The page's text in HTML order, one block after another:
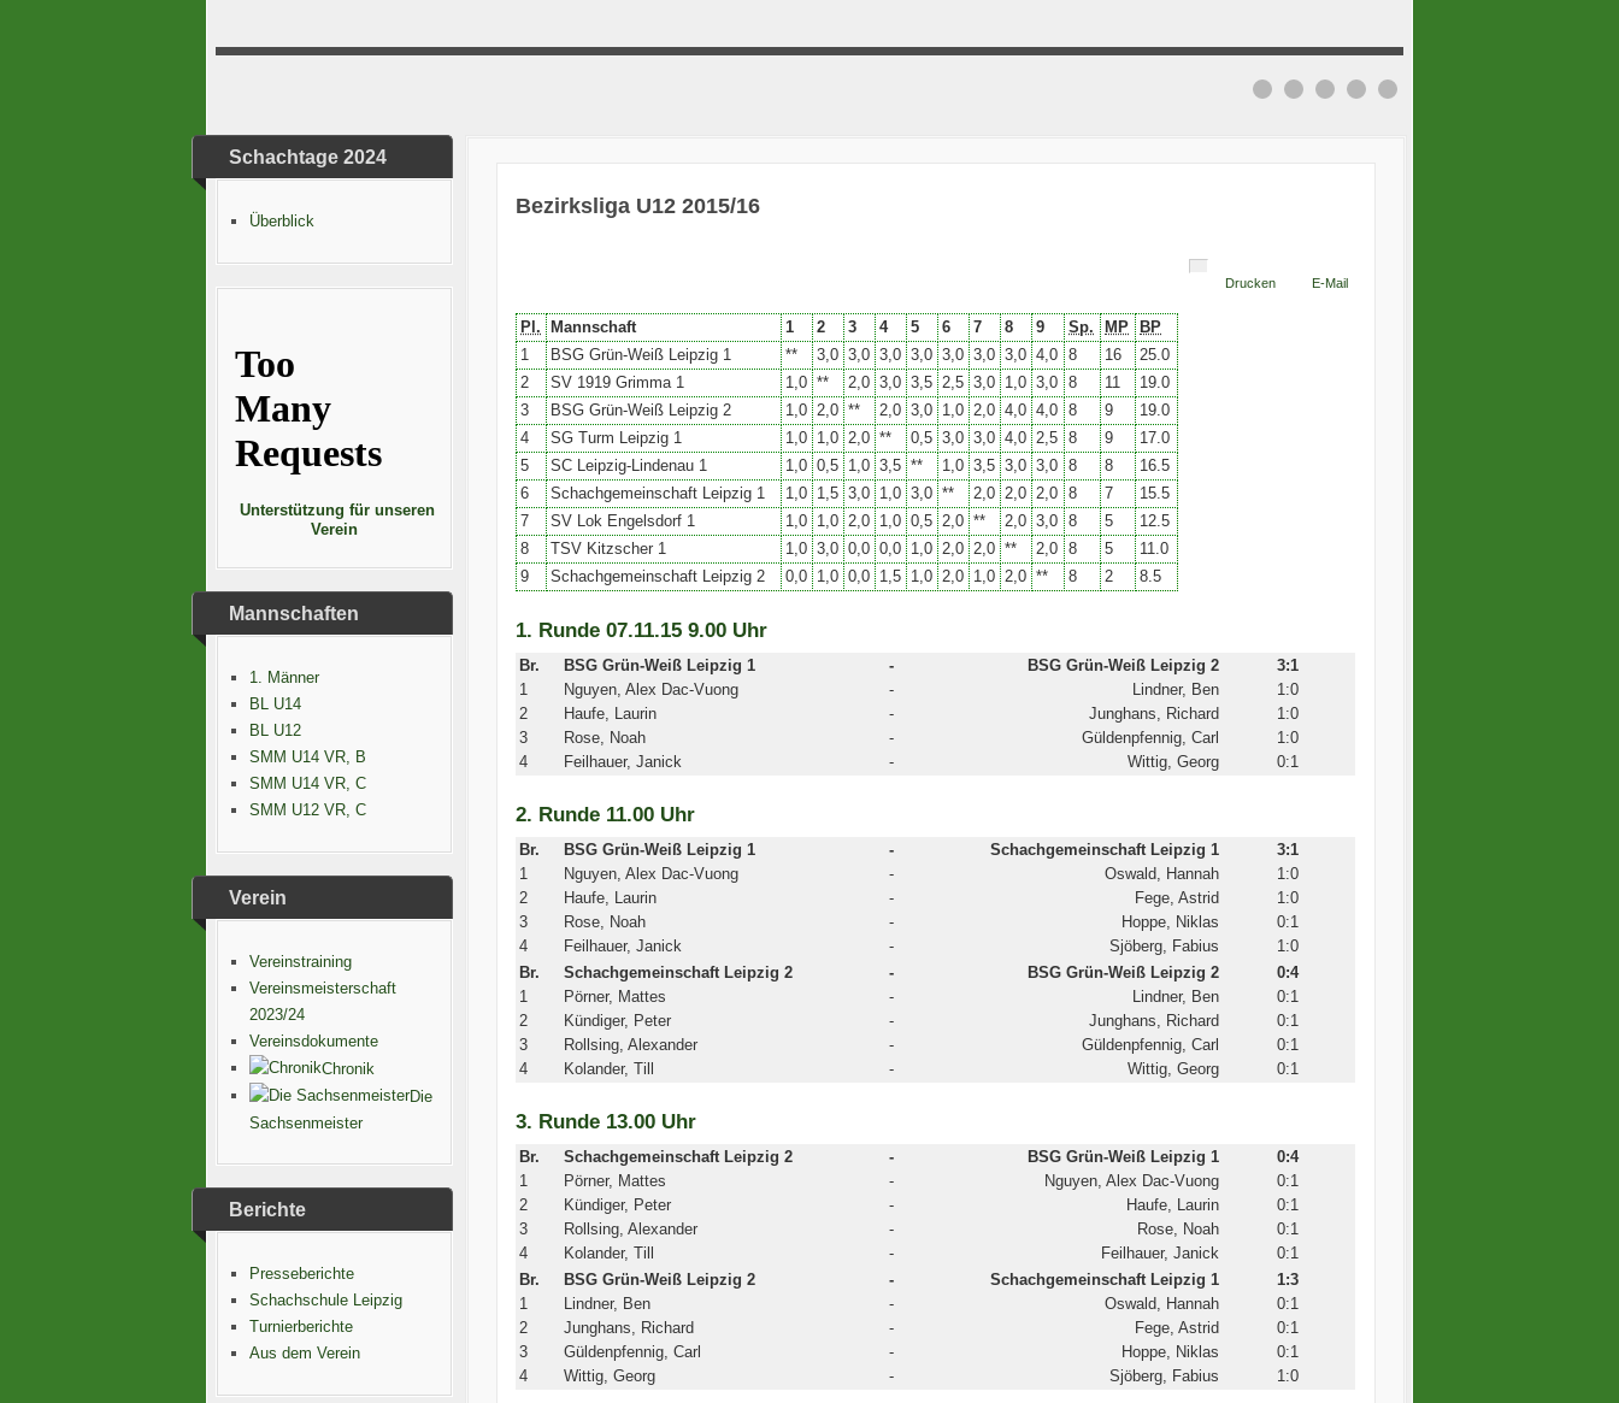
Schachtage 2024
Überblick
Unterstützung für unseren
Verein
Mannschaften
1. Männer
BL U14
BL U12
SMM U14 VR, B
SMM U14 VR, C
SMM U12 VR, C
Verein
Vereinstraining
Vereinsmeisterschaft
2023/24
Vereinsdokumente
Chronik
Die
Sachsenmeister
Berichte
Presseberichte
Schachschule Leipzig
Turnierberichte
Aus dem Verein
Bezirksliga U12 2015/16
Drucken E-Mail
Pl. Mannschaft 1 2 3 4 5 6 7 8 9 Sp. MP BP
1
BSG Grün-Weiß Leipzig 1 ** 3,0 3,0 3,0 3,0 3,0 3,0 3,0 4,0 8 16
25.0
2
SV 1919 Grimma 1 1,0 ** 2,0 3,0 3,5 2,5 3,0 1,0 3,0 8 11
19.0
3
BSG Grün-Weiß Leipzig 2 1,0 2,0 ** 2,0 3,0 1,0 2,0 4,0 4,0 8 9
19.0
4
SG Turm Leipzig 1 1,0 1,0 2,0 ** 0,5 3,0 3,0 4,0 2,5 8 9
17.0
5
SC Leipzig-Lindenau 1 1,0 0,5 1,0 3,5 ** 1,0 3,5 3,0 3,0 8 8
16.5
6
Schachgemeinschaft Leipzig 1 1,0 1,5 3,0 1,0 3,0 ** 2,0 2,0 2,0 8 7
15.5
7
SV Lok Engelsdorf 1 1,0 1,0 2,0 1,0 0,5 2,0 ** 2,0 3,0 8 5
12.5
8
TSV Kitzscher 1 1,0 3,0 0,0 0,0 1,0 2,0 2,0 ** 2,0 8 5
11.0
9
Schachgemeinschaft Leipzig 2 0,0 1,0 0,0 1,5 1,0 2,0 1,0 2,0 ** 8 2 8.5
1. Runde 07.11.15 9.00 Uhr
Br. BSG Grün-Weiß Leipzig 1 - BSG Grün-Weiß Leipzig 2
3:1
1
Nguyen, Alex Dac-Vuong - Lindner, Ben
1:0
2
Haufe, Laurin - Junghans, Richard
1:0
3
Rose, Noah - Güldenpfennig, Carl
1:0
4
Feilhauer, Janick - Wittig, Georg 0:1
2. Runde 11.00 Uhr
Br. BSG Grün-Weiß Leipzig 1 - Schachgemeinschaft Leipzig 1
3:1
1
Nguyen, Alex Dac-Vuong - Oswald, Hannah
1:0
2
Haufe, Laurin - Fege, Astrid
1:0
3
Rose, Noah - Hoppe, Niklas
0:1
4
Feilhauer, Janick - Sjöberg, Fabius
1:0
Br.
Schachgemeinschaft Leipzig 2 - BSG Grün-Weiß Leipzig 2
0:4
1
Pörner, Mattes - Lindner, Ben
0:1
2
Kündiger, Peter - Junghans, Richard
0:1
3
Rollsing, Alexander - Güldenpfennig, Carl
0:1
4
Kolander, Till - Wittig, Georg 0:1
3. Runde 13.00 Uhr
Br. Schachgemeinschaft Leipzig 2 - BSG Grün-Weiß Leipzig 1
0:4
1
Pörner, Mattes - Nguyen, Alex Dac-Vuong
0:1
2
Kündiger, Peter - Haufe, Laurin
0:1
3
Rollsing, Alexander - Rose, Noah
0:1
4
Kolander, Till - Feilhauer, Janick
0:1
Br.
BSG Grün-Weiß Leipzig 2 - Schachgemeinschaft Leipzig 1
1:3
1
Lindner, Ben - Oswald, Hannah
0:1
2
Junghans, Richard - Fege, Astrid
0:1
3
Güldenpfennig, Carl - Hoppe, Niklas
0:1
4
Wittig, Georg - Sjöberg, Fabius 1:0